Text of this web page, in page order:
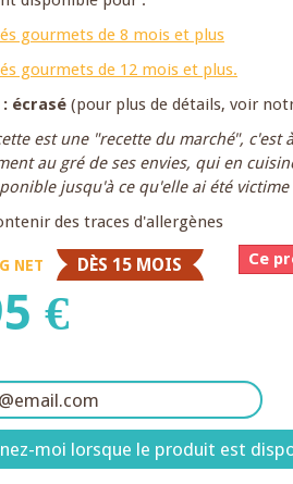
gourmets de 8 mois et plus
gourmets de 12 mois et plus.
écrasé (pour plus de détails, voir
est une "recette du marché",
au gré de ses envies, qui en
jusqu'à ce qu'elle ai été
des traces d'allergènes
NET DÈS 15 MOIS Ce
€
moi lorsque le produit est